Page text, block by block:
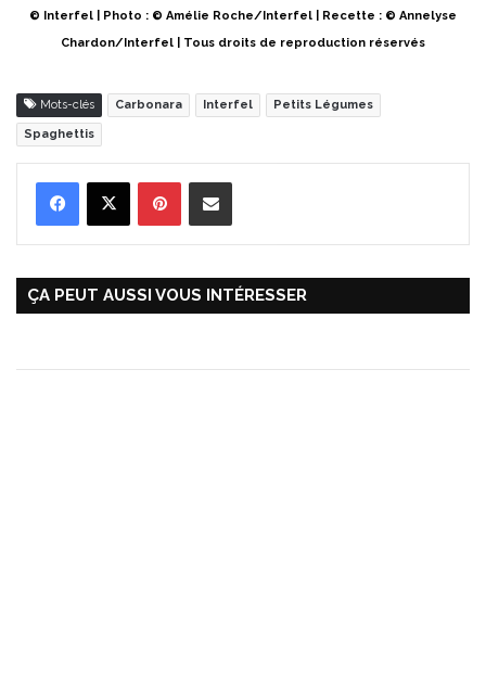
© Interfel | Photo : © Amélie Roche/Interfel | Recette : © Annelyse
Chardon/Interfel | Tous droits de reproduction réservés
Mots-clés Carbonara Interfel Petits Légumes
Spaghettis
ÇA PEUT AUSSI VOUS INTÉRESSER